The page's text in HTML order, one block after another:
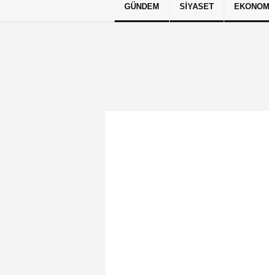
Künye İletişim Çerez Politikası
GÜNDEM SIYASET EKONOMI